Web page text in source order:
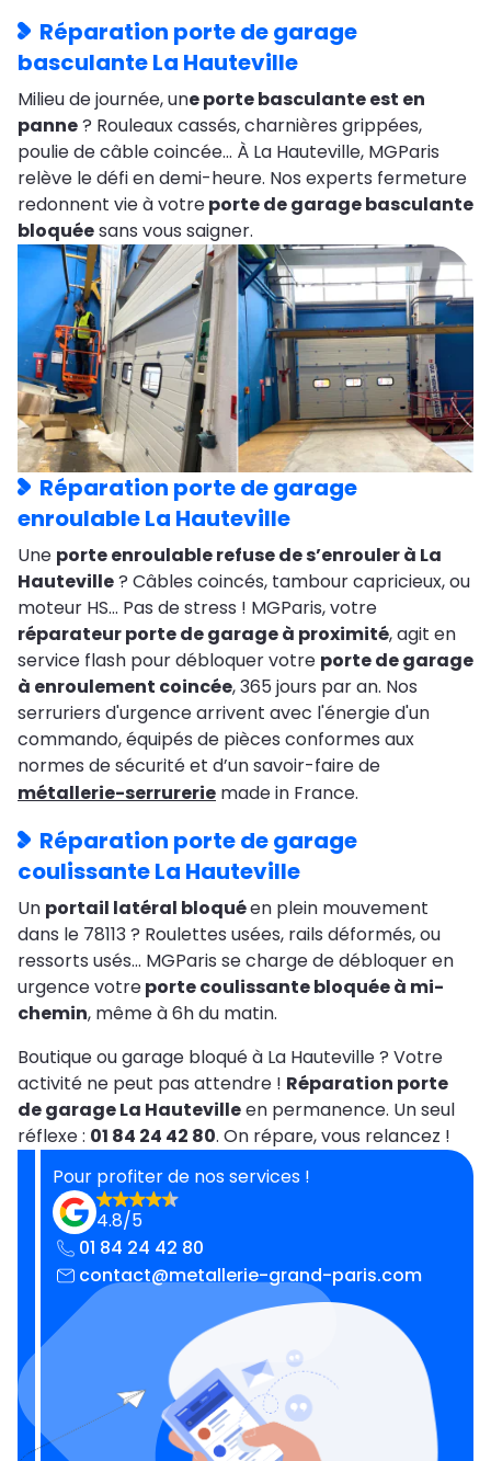
Réparation porte de garage
basculante La Hauteville
Milieu de journée, une porte basculante est en
panne? Rouleaux cassés, charnières grippées,
poulie de câble coincée… À La Hauteville, MGParis
relève le défi en demi-heure. Nos experts fermeture
redonnent vie à votreporte de garage basculante
bloquéesans vous saigner.
Réparation porte de garage
enroulable La Hauteville
Une porte enroulable refuse de s’enrouler à La
Hauteville? Câbles coincés, tambour capricieux, ou
moteur HS… Pas de stress ! MGParis, votre
réparateur porte de garage à proximité, agit en
service flash pour débloquer votre porte de garage
à enroulement coincée, 365 jours par an. Nos
serruriers d'urgence arrivent avec l'énergie d'un
commando, équipés de pièces conformes aux
normes de sécurité et d’un savoir-faire de
métallerie-serrurerie made in France.
Réparation porte de garage
coulissante La Hauteville
Un portail latéral bloquéen plein mouvement
dans le 78113 ? Roulettes usées, rails déformés, ou
ressorts usés… MGParis se charge de débloquer en
urgence votreporte coulissante bloquée à mi-
chemin, même à 6h du matin.
Boutique ou garage bloqué à La Hauteville ? Votre
activité ne peut pas attendre ! Réparation porte
de garage La Hautevilleen permanence. Un seul
réflexe : 01 84 24 42 80. On répare, vous relancez !
Pour profiter de nos services !
4.8/5
01 84 24 42 80
contact@metallerie-grand-paris.com